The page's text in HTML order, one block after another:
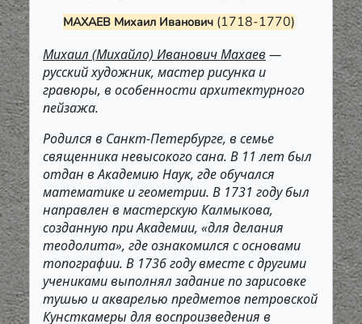
МАХАЕВ Михаил Иванович (1718-1770)
Михаил (Михайло) Иванович Махаев—
русский художник, мастер рисунка и
гравюры, в особенности архитектурного
пейзажа.
Родился в Санкт-Петербурге, в семье
священника невысокого сана. В 11 лет был
отдан в Академию Наук, где обучался
математике и геометрии. В 1731 году был
направлен в мастерскую Калмыкова,
созданную при Академии, «для делания
теодолита», где ознакомился с основами
топографии. В 1736 году вместе с другими
учениками выполнял задание по зарисовке
тушью и акварелью предметов петровской
Кунсткамеры для воспроизведения в